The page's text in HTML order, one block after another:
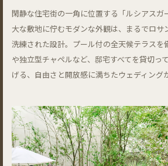
閑静な住宅街の一角に位置する「ルシアスガ
大な敷地に佇むモダンな外観は、まるでロサ
洗練された設計。プール付の全天候テラスを
や独立型チャペルなど、邸宅すべてを貸切っ
げる、自由さと開放感に満ちたウェディング